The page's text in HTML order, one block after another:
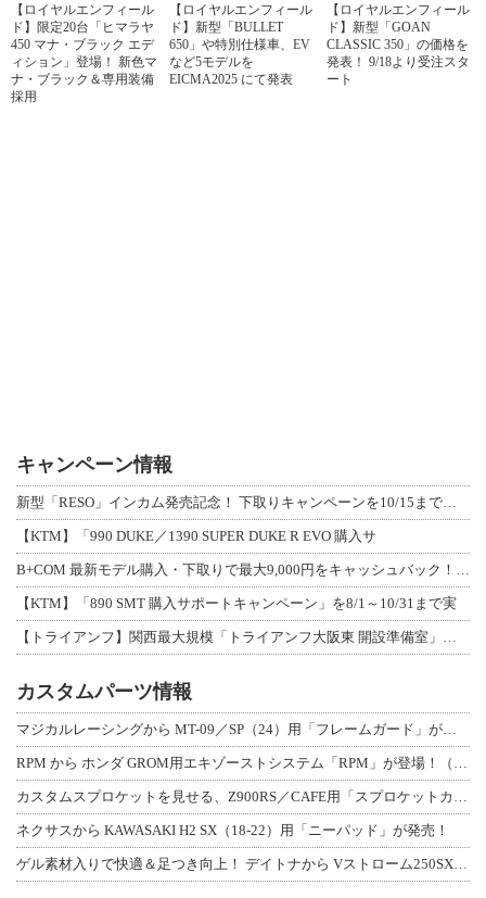
【ロイヤルエンフィール
ド】限定20台「ヒマラヤ
450 マナ・ブラック エデ
ィション」登場！ 新色マ
ナ・ブラック＆専用装備
採用
【ロイヤルエンフィール
ド】新型「BULLET
650」や特別仕様車、EV
など5モデルを
EICMA2025 にて発表
【ロイヤルエンフィール
ド】新型「GOAN
CLASSIC 350」の価格を
発表！ 9/18より受注スタ
ート
キャンペーン情報
【KTM】「990 DUKE／1390 SUPER DUKE R EVO 購入サ
【KTM】「890 SMT 購入サポートキャンペーン」を8/1～10/31まで実
カスタムパーツ情報
ネクサスから KAWASAKI H2 SX（18-22）用「ニーパッド」が発売！